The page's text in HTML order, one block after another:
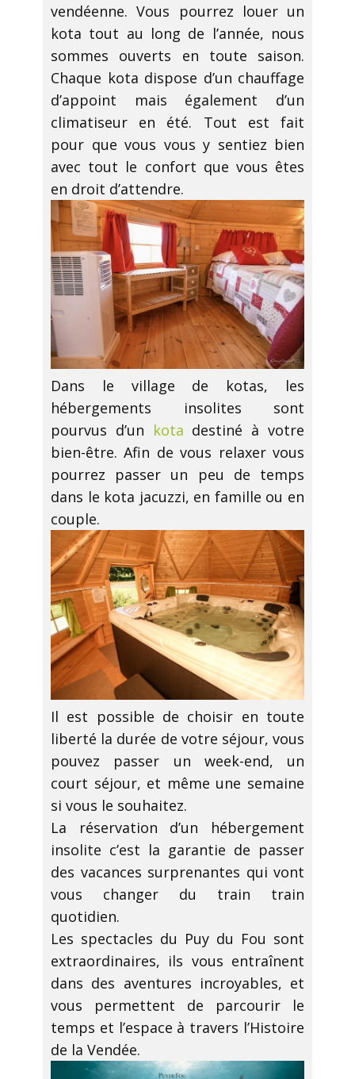
vendéenne. Vous pourrez louer un
kota tout au long de l’année, nous
sommes ouverts en toute saison.
Chaque kota dispose d’un chauffage
d’appoint mais également d’un
climatiseur en été. Tout est fait
pour que vous vous y sentiez bien
avec tout le confort que vous êtes
en droit d’attendre.
Dans le village de kotas, les
hébergements insolites sont
pourvus d’un kota destiné à votre
bien-être. Afin de vous relaxer vous
pourrez passer un peu de temps
dans le kota jacuzzi, en famille ou en
couple.
Il est possible de choisir en toute
liberté la durée de votre séjour, vous
pouvez passer un week-end, un
court séjour, et même une semaine
si vous le souhaitez.
La réservation d’un hébergement
insolite c’est la garantie de passer
des vacances surprenantes qui vont
vous changer du train train
quotidien.
Les spectacles du Puy du Fou sont
extraordinaires, ils vous entraînent
dans des aventures incroyables, et
vous permettent de parcourir le
temps et l’espace à travers l’Histoire
de la Vendée.